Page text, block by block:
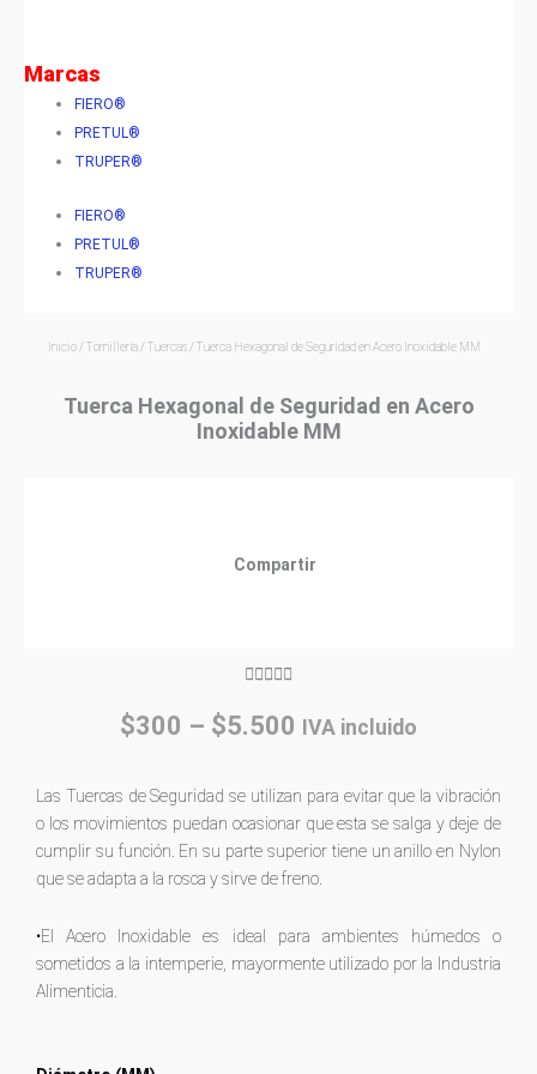
Marcas
FIERO®
PRETUL®
TRUPER®
FIERO®
PRETUL®
TRUPER®
Inicio /Tornillería /Tuercas / Tuerca Hexagonal de Seguridad en Acero Inoxidable MM
Tuerca Hexagonal de Seguridad en Acero
Inoxidable MM
Compartir

out
$300 – $5.500 Price
through
$5.500
IVA incluido
Las Tuercas de Seguridad se utilizan para evitar que la vibración
o los movimientos puedan ocasionar que esta se salga y deje de
cumplir su función. En su parte superior tiene un anillo en Nylon
que se adapta a la rosca y sirve de freno.
•El Acero Inoxidable es ideal para ambientes húmedos o
sometidos a la intemperie, mayormente utilizado por la Industria
Alimenticia.
Tuerca